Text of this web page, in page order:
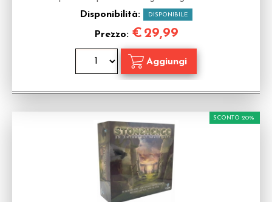
Disponibilità: DISPONIBILE
Prezzo: € 29,99
SCONTO 20%